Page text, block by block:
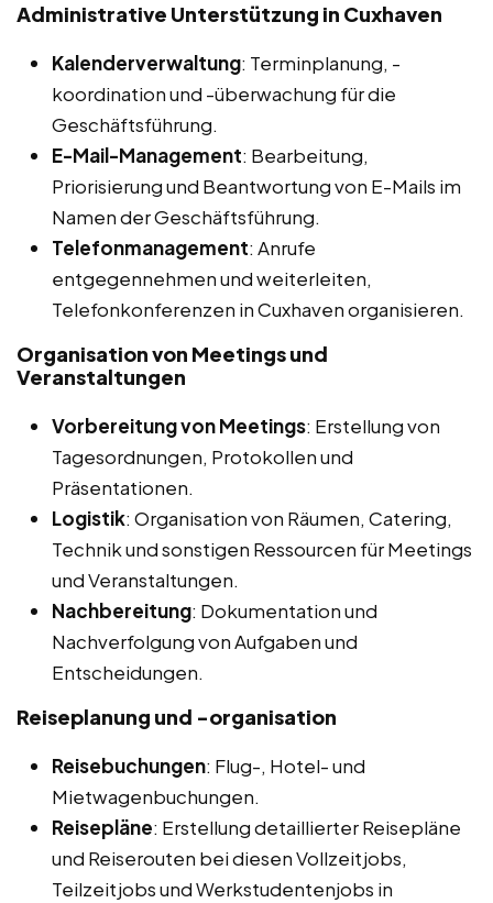
Administrative Unterstützung in Cuxhaven
Kalenderverwaltung: Terminplanung, -
koordination und -überwachung für die
Geschäftsführung.
E-Mail-Management: Bearbeitung,
Priorisierung und Beantwortung von E-Mails im
Namen der Geschäftsführung.
Telefonmanagement: Anrufe
entgegennehmen und weiterleiten,
Telefonkonferenzen in Cuxhaven organisieren.
Organisation von Meetings und
Veranstaltungen
Vorbereitung von Meetings: Erstellung von
Tagesordnungen, Protokollen und
Präsentationen.
Logistik: Organisation von Räumen, Catering,
Technik und sonstigen Ressourcen für Meetings
und Veranstaltungen.
Nachbereitung: Dokumentation und
Nachverfolgung von Aufgaben und
Entscheidungen.
Reiseplanung und -organisation
Reisebuchungen: Flug-, Hotel- und
Mietwagenbuchungen.
Reisepläne: Erstellung detaillierter Reisepläne
und Reiserouten bei diesen Vollzeitjobs,
Teilzeitjobs und Werkstudentenjobs in